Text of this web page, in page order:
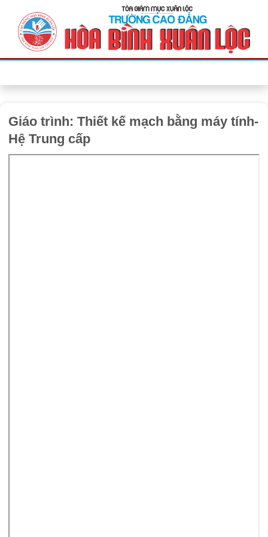
Giáo trình: Thiết kế mạch bằng máy tính-
Hệ Trung cấp